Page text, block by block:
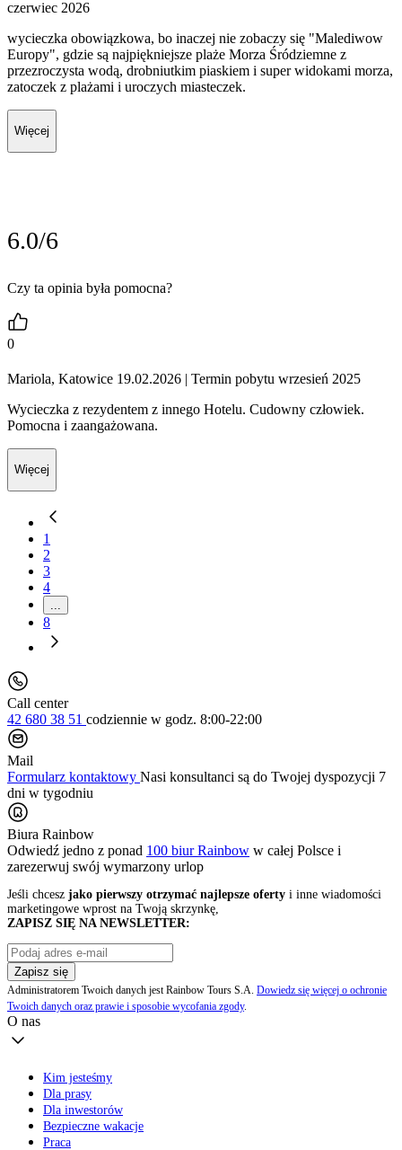
czerwiec 2026
wycieczka obowiązkowa, bo inaczej nie zobaczy się "Malediwow
Europy", gdzie są najpiękniejsze plaże Morza Śródziemne z
przezroczysta wodą, drobniutkim piaskiem i super widokami morza,
zatoczek z plażami i uroczych miasteczek.
Więcej
6.0/6
Czy ta opinia była pomocna?
0
Mariola, Katowice 19.02.2026 | Termin pobytu wrzesień 2025
Wycieczka z rezydentem z innego Hotelu. Cudowny człowiek.
Pomocna i zaangażowana.
Więcej
1
2
3
4
8
Call center
42 680 38 51 codziennie w godz. 8:00-22:00
Mail
Formularz kontaktowy Nasi konsultanci są do Twojej dyspozycji 7
dni w tygodniu
Biura Rainbow
Odwiedź jedno z ponad 100 biur Rainbow w całej Polsce i
zarezerwuj swój wymarzony urlop
Jeśli chcesz jako pierwszy otrzymać najlepsze oferty i inne wiadomości
marketingowe wprost na Twoją skrzynkę,
ZAPISZ SIĘ NA NEWSLETTER:
Zapisz się
Administratorem Twoich danych jest Rainbow Tours S.A. Dowiedz się więcej o ochronie
Twoich danych oraz prawie i sposobie wycofania zgody.
O nas
Kim jesteśmy
Dla prasy
Dla inwestorów
Bezpieczne wakacje
Praca